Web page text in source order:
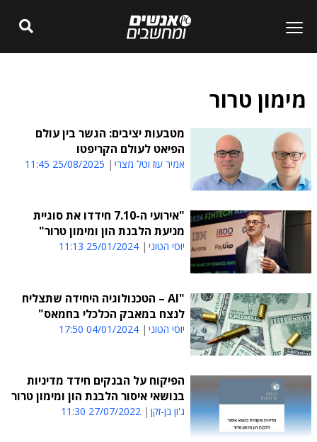
מימון טרור
מטבעות יציבים: הגשר בין עולם
הפיאט לעולם הקריפטו
אמיר עוז וטל מצרי 25/08/2025 11:45
"אירועי ה-7.10 חידדו את סוגיית
מניעת הלבנת הון ומימון טרור"
יוסי הטוני 25/01/2024 11:13
"AI – הטכנולוגיה היחידה שתצליח
לנצח במאבק הכלכלי בחמאס"
יוסי הטוני 04/01/2024 17:50
הפיקוח על הבנקים חידד מדיניות
בנושאי איסור הלבנת הון ומימון טרור
ג'ון בן-זקן 27/07/2022 11:30